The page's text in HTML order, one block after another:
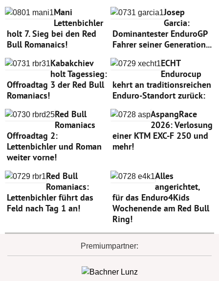
Mani
Lettenbichler
holt 7. Sieg bei den Red
Bull Romanaics!
Josep
Garcia:
Dominantester EnduroGP
Fahrer seiner Generation...
Kabakchiev
holt Tagessieg:
Offroadtag 3 der Red Bull
Romaniacs!
ECHT
Endurocup
kehrt an traditionsreichen
Enduro-Standort zurück:
Red Bull
Romaniacs
Offroadtag 2:
Lettenbichler und Roman
weiter vorne!
AspangRace
2026: Verlosung
einer KTM EXC-F 250 und
mehr!
Red Bull
Romaniacs:
Lettenbichler führt das
Feld nach Tag 1 an!
Alles
angerichtet,
für das Enduro4Kids
Wochenende am Red Bull
Ring!
Premiumpartner: